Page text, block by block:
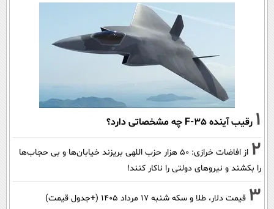
1 رقیب آینده F-35 چه مشخصاتی دارد؟
2
از افاضات خرازی: ۵۰ هزار حزب اللهی بریزند خیابان‌ها و بی حجاب‌ها
را بکشند و نیرو‌های دولتی را ناکار کنند!
3 قیمت دلار، طلا و سکه شنبه ۱۷ مرداد ۱۴۰۵ (+جدول قیمت)